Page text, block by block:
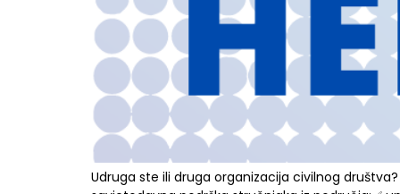
Udruga ste ili druga organizacija civilnog